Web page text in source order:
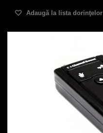
Adaugă la lista dorinţelor